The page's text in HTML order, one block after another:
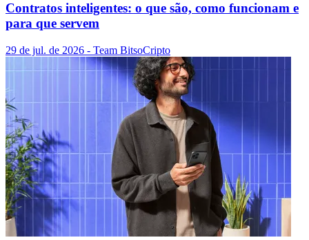
Contratos inteligentes: o que são, como funcionam e
para que servem
29 de jul. de 2026 - Team BitsoCripto